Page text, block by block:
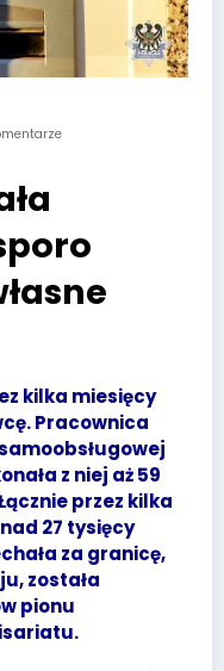
kilka miesięcy
Pracownica
z niej aż 59
przez kilka
27 tysięcy
za granicę,
została
pionu